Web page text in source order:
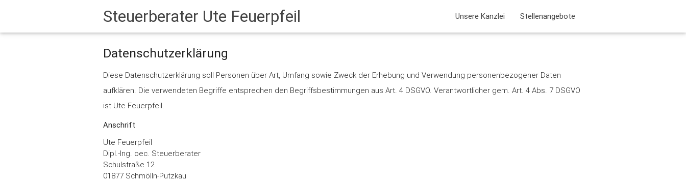
Steuerberater Ute Feuerpfeil Unsere Kanzlei Stellenangebote
Datenschutzerklärung
Diese Datenschutzerklärung soll Personen über Art, Umfang sowie Zweck der Erhebung und Verwendung personenbezogener Daten
aufklären. Die verwendeten Begriffe entsprechen den Begriffsbestimmungen aus Art. 4 DSGVO. Verantwortlicher gem. Art. 4 Abs. 7 DSGVO
ist Ute Feuerpfeil.
Anschrift
Ute Feuerpfeil
Dipl.-Ing. oec. Steuerberater
Schulstraße 12
01877 Schmölln-Putzkau